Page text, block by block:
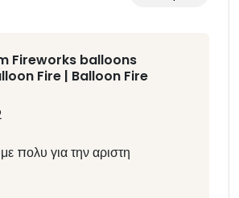
Fireworks balloons
Fire | Balloon Fire
πολυ για την αριστη